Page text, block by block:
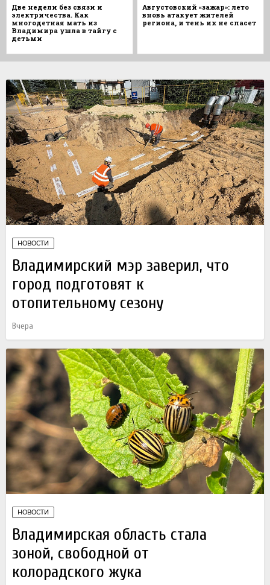
Две недели без связи и
электричества. Как
многодетная мать из
Владимира ушла в тайгу с
детьми
Августовский «зажар»: лето
вновь атакует жителей
региона, и тень их не спасет
НОВОСТИ
Владимирский мэр заверил, что
город подготовят к
отопительному сезону
Вчера
НОВОСТИ
Владимирская область стала
зоной, свободной от
колорадского жука